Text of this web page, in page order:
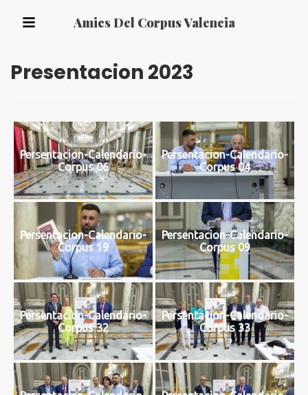
Amics Del Corpus Valencia
Presentacion 2023
Persentacion-Calendario-
Corpus 06
Persentacion-Calendario-
Corpus 04
Persentacion-Calendario-
Corpus 19
Persentacion-Calendario-
Corpus 09
Persentacion-Calendario-
Corpus 32
Persentacion-Calendario-
Corpus 33